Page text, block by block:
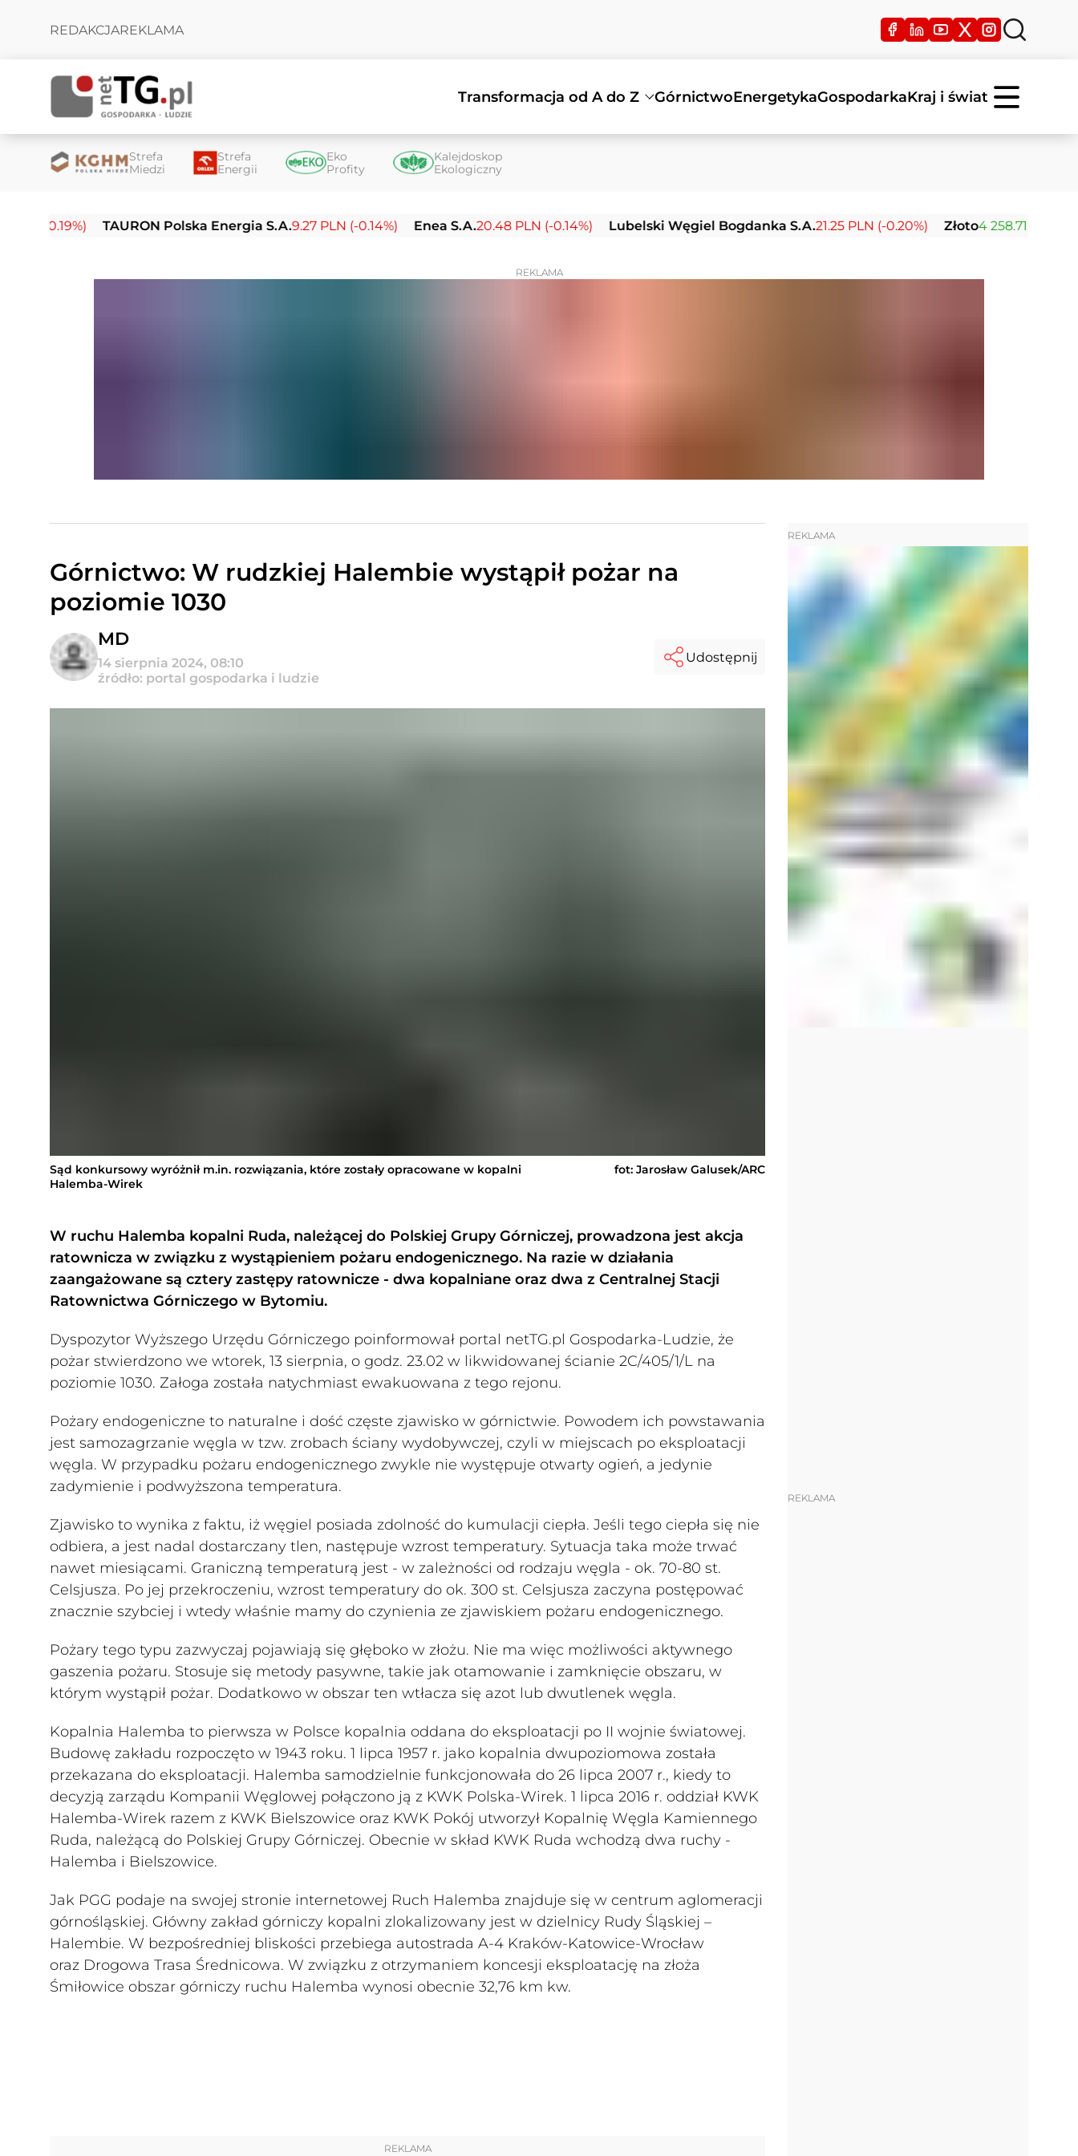
REDAKCJAREKLAMA
Transformacja od A do Z GórnictwoEnergetykaGospodarkaKraj i świat
Strefa
Miedzi
Strefa
Energii
Eko
Profity
Kalejdoskop
Ekologiczny
TAURON Polska Energia S.A.9.27 PLN (-0.14%) Enea S.A.20.48 PLN (-0.14%) Lubelski Węgiel Bogdanka S.A.21.25 PLN (-0.20%) Złoto4 258.71 USD (+0.27%)
REKLAMA
Górnictwo: W rudzkiej Halembie wystąpił pożar na
poziomie 1030
MD
14 sierpnia 2024, 08:10
źródło: portal gospodarka i ludzie
Udostępnij
Sąd konkursowy wyróżnił m.in. rozwiązania, które zostały opracowane w kopalni
Halemba-Wirek
fot: Jarosław Galusek/ARC
W ruchu Halemba kopalni Ruda, należącej do Polskiej Grupy Górniczej, prowadzona jest akcja
ratownicza w związku z wystąpieniem pożaru endogenicznego. Na razie w działania
zaangażowane są cztery zastępy ratownicze - dwa kopalniane oraz dwa z Centralnej Stacji
Ratownictwa Górniczego w Bytomiu.
Dyspozytor Wyższego Urzędu Górniczego poinformował portal netTG.pl Gospodarka-Ludzie, że
pożar stwierdzono we wtorek, 13 sierpnia, o godz. 23.02 w likwidowanej ścianie 2C/405/1/L na
poziomie 1030. Załoga została natychmiast ewakuowana z tego rejonu.
Pożary endogeniczne to naturalne i dość częste zjawisko w górnictwie. Powodem ich powstawania
jest samozagrzanie węgla w tzw. zrobach ściany wydobywczej, czyli w miejscach po eksploatacji
węgla. W przypadku pożaru endogenicznego zwykle nie występuje otwarty ogień, a jedynie
zadymienie i podwyższona temperatura.
Zjawisko to wynika z faktu, iż węgiel posiada zdolność do kumulacji ciepła. Jeśli tego ciepła się nie
odbiera, a jest nadal dostarczany tlen, następuje wzrost temperatury. Sytuacja taka może trwać
nawet miesiącami. Graniczną temperaturą jest - w zależności od rodzaju węgla - ok. 70-80 st.
Celsjusza. Po jej przekroczeniu, wzrost temperatury do ok. 300 st. Celsjusza zaczyna postępować
znacznie szybciej i wtedy właśnie mamy do czynienia ze zjawiskiem pożaru endogenicznego.
Pożary tego typu zazwyczaj pojawiają się głęboko w złożu. Nie ma więc możliwości aktywnego
gaszenia pożaru. Stosuje się metody pasywne, takie jak otamowanie i zamknięcie obszaru, w
którym wystąpił pożar. Dodatkowo w obszar ten wtłacza się azot lub dwutlenek węgla.
Kopalnia Halemba to pierwsza w Polsce kopalnia oddana do eksploatacji po II wojnie światowej.
Budowę zakładu rozpoczęto w 1943 roku. 1 lipca 1957 r. jako kopalnia dwupoziomowa została
przekazana do eksploatacji. Halemba samodzielnie funkcjonowała do 26 lipca 2007 r., kiedy to
decyzją zarządu Kompanii Węglowej połączono ją z KWK Polska-Wirek. 1 lipca 2016 r. oddział KWK
Halemba-Wirek razem z KWK Bielszowice oraz KWK Pokój utworzył Kopalnię Węgla Kamiennego
Ruda, należącą do Polskiej Grupy Górniczej. Obecnie w skład KWK Ruda wchodzą dwa ruchy -
Halemba i Bielszowice.
Jak PGG podaje na swojej stronie internetowej Ruch Halemba znajduje się w centrum aglomeracji
górnośląskiej. Główny zakład górniczy kopalni zlokalizowany jest w dzielnicy Rudy Śląskiej –
Halembie. W bezpośredniej bliskości przebiega autostrada A-4 Kraków-Katowice-Wrocław
oraz Drogowa Trasa Średnicowa. W związku z otrzymaniem koncesji eksploatację na złoża
Śmiłowice obszar górniczy ruchu Halemba wynosi obecnie 32,76 km kw.
REKLAMA
REKLAMA
REKLAMA